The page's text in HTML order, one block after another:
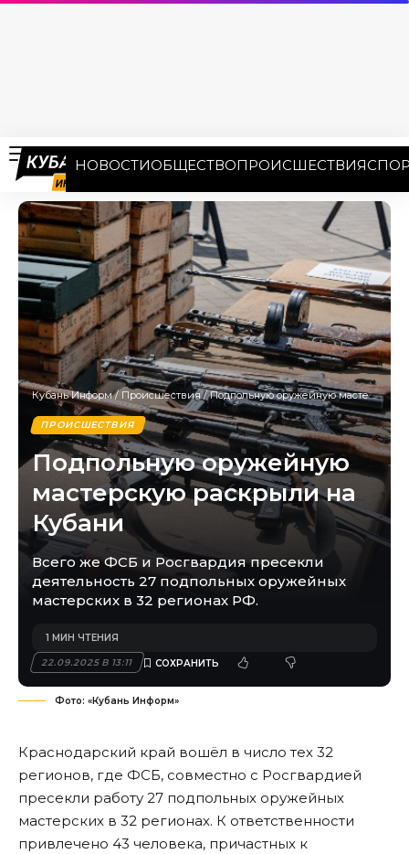
НОВОСТИОБЩЕСТВОПРОИСШЕСТВИЯ
Кубань Информ/ Происшествия/Подпольную оружейную мастерскую раскрыли на Кубани
ПРОИСШЕСТВИЯ
Подпольную оружейную
мастерскую раскрыли на
Кубани
Всего же ФСБ и Росгвардия пресекли
деятельность 27 подпольных оружейных
мастерских в 32 регионах РФ.
22.09.2025 В 13:11
1 МИН ЧТЕНИЯ
Фото: «Кубань Информ»
Краснодарский край вошёл в число тех 32
регионов, где ФСБ, совместно с Росгвардией
пресекли работу 27 подпольных оружейных
мастерских в 32 регионах. К ответственности
привлечено 43 человека, причастных к